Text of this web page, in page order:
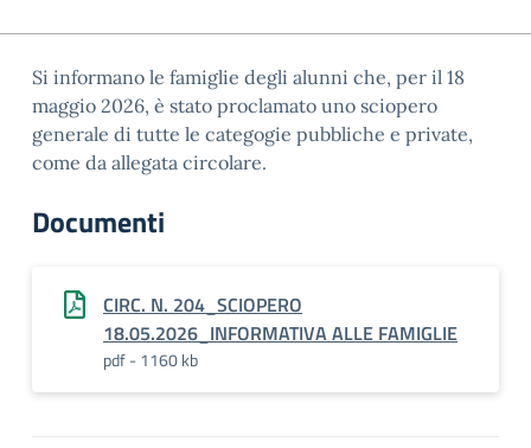
Si informano le famiglie degli alunni che, per il 18
maggio 2026, è stato proclamato uno sciopero
generale di tutte le categogie pubbliche e private,
come da allegata circolare.
Documenti
CIRC. N. 204_SCIOPERO
18.05.2026_INFORMATIVA ALLE FAMIGLIE
pdf - 1160 kb